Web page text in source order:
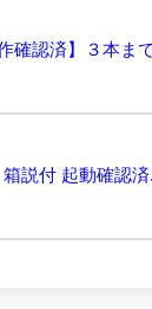
説付 起動確認済